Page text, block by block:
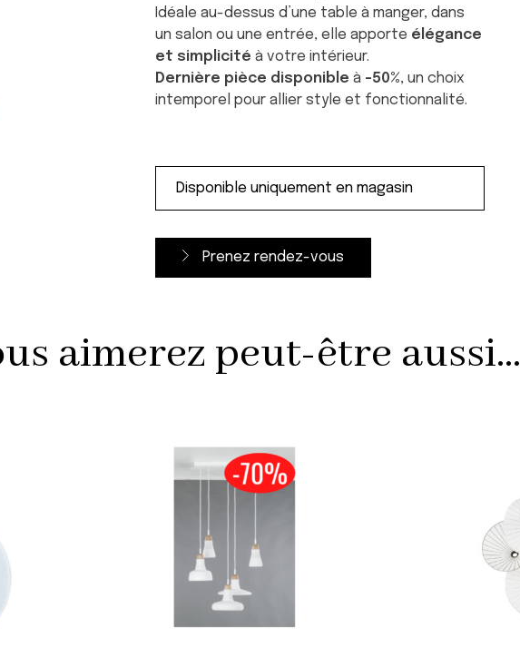
Idéale au-dessus d’une table à manger, dans
un salon ou une entrée, elle apporte élégance
et simplicité à votre intérieur.
Dernière pièce disponible à -50%, un choix
intemporel pour allier style et fonctionnalité.
Prenez rendez-vous
aimerez peut-être aussi...